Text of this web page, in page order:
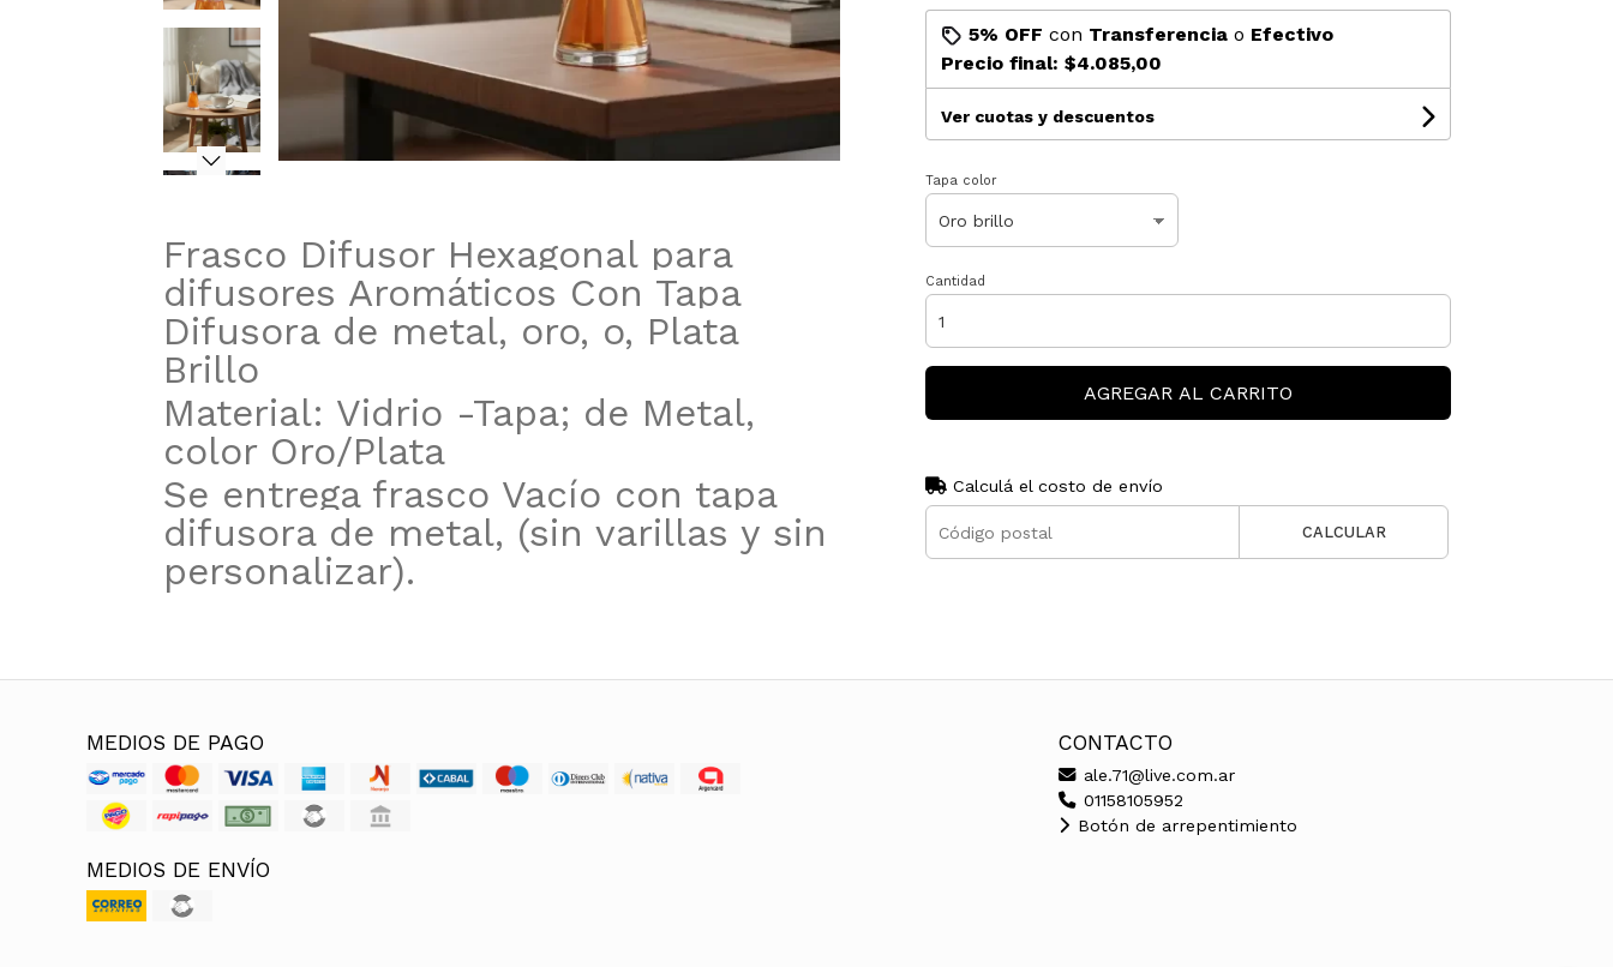
Frasco Difusor Hexagonal para
difusores Aromáticos Con Tapa
Difusora de metal, oro, o, Plata
Brillo
Material: Vidrio -Tapa; de Metal,
color Oro/Plata
Se entrega frasco Vacío con tapa
difusora de metal, (sin varillas y sin
personalizar).
5% OFF con Transferenciao Efectivo
Precio final: $4.085,00
Ver cuotas y descuentos
Tapa color
Cantidad
AGREGAR AL CARRITO
Calculá el costo de envío
CALCULAR
MEDIOS DE PAGO
MEDIOS DE ENVÍO
CONTACTO
ale.71@live.com.ar
01158105952
Botón de arrepentimiento